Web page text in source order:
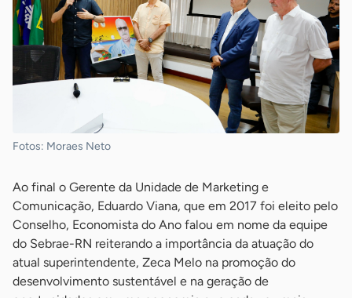
Fotos: Moraes Neto
Ao final o Gerente da Unidade de Marketing e
Comunicação, Eduardo Viana, que em 2017 foi eleito pelo
Conselho, Economista do Ano falou em nome da equipe
do Sebrae-RN reiterando a importância da atuação do
atual superintendente, Zeca Melo na promoção do
desenvolvimento sustentável e na geração de